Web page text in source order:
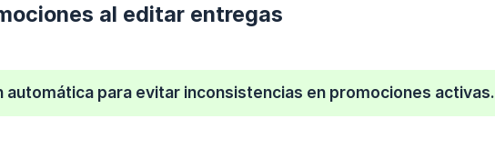
al editar entregas
automática para evitar inconsistencias en promociones activas.